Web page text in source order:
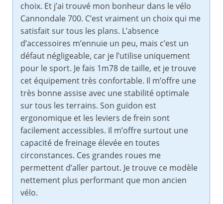
choix. Et j’ai trouvé mon bonheur dans le vélo
Cannondale 700. C’est vraiment un choix qui me
satisfait sur tous les plans. L’absence
d’accessoires m’ennuie un peu, mais c’est un
défaut négligeable, car je l’utilise uniquement
pour le sport. Je fais 1m78 de taille, et je trouve
cet équipement très confortable. Il m’offre une
très bonne assise avec une stabilité optimale
sur tous les terrains. Son guidon est
ergonomique et les leviers de frein sont
facilement accessibles. Il m’offre surtout une
capacité de freinage élevée en toutes
circonstances. Ces grandes roues me
permettent d’aller partout. Je trouve ce modèle
nettement plus performant que mon ancien
vélo.